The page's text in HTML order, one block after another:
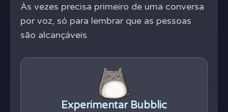
Às vezes precisa primeiro de uma conversa
por voz, só para lembrar que as pessoas
são alcançáveis.
Experimentar Bubblic